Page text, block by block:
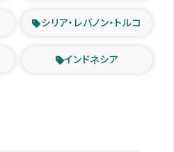
シリア・レバノン・トルコ
インドネシア